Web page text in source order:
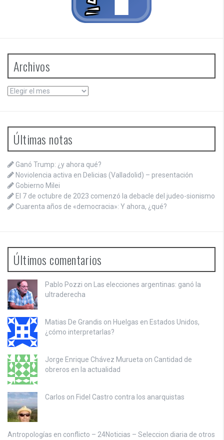
Archivos
Archivos
Últimas notas
Ganó Trump: ¿y ahora qué?
Noviolencia activa en Delicias (Valladolid) – presentación
Gobierno Milei
El 7 de octubre de 2023 comenzó la debacle del judeo-sionismo
Cuarenta años de «democracia»: Y ahora, ¿qué?
Últimos comentarios
Pablo Pozzi on Las elecciones argentinas: ganó la
ultraderecha
Matias De Grandis on Huelgas en Estados Unidos,
¿cómo interpretarlas?
Jorge Enrique Chávez Murueta on Cantidad de
obreros en la actualidad
Carlos on Fidel Castro contra los anarquistas
Antropologías en conflicto – 24Noticias – Seleccion diaria de otros